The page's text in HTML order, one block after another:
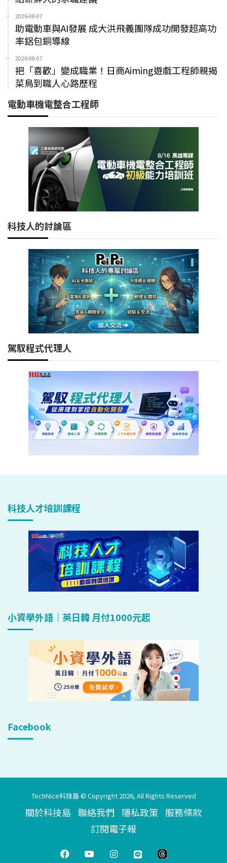
2026-08-07
助電動車與AI發展 成大洪飛義團隊成功開發超高功
率鋁包銅導線
2026-08-07
把「喜歡」變成職業！日商Aiming遊戲工程師親揭
菜鳥到職人心路歷程
電動車機電整合工程師
科技人的討論區
駕馭程式代理人
科技人才培訓課程
小資學外語｜英日韓 月付1000元起
Facebook
TechNice科技島 © Copyright 2026, All Rights Reserved
關於科技島 聯絡我們 隱私政策 服務條款
訂閱電子報